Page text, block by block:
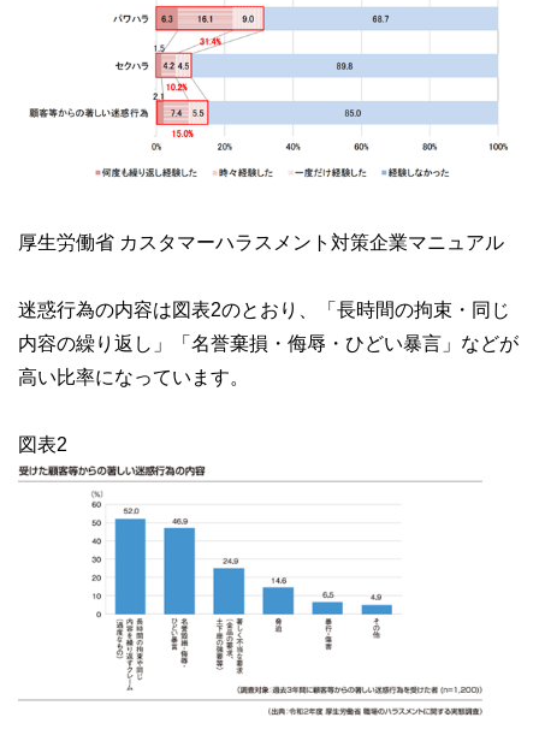
厚生労働省 カスタマーハラスメント対策企業マニュアル
迷惑行為の内容は図表2のとおり、「長時間の拘束・同じ
内容の繰り返し」「名誉棄損・侮辱・ひどい暴言」などが
高い比率になっています。
図表2